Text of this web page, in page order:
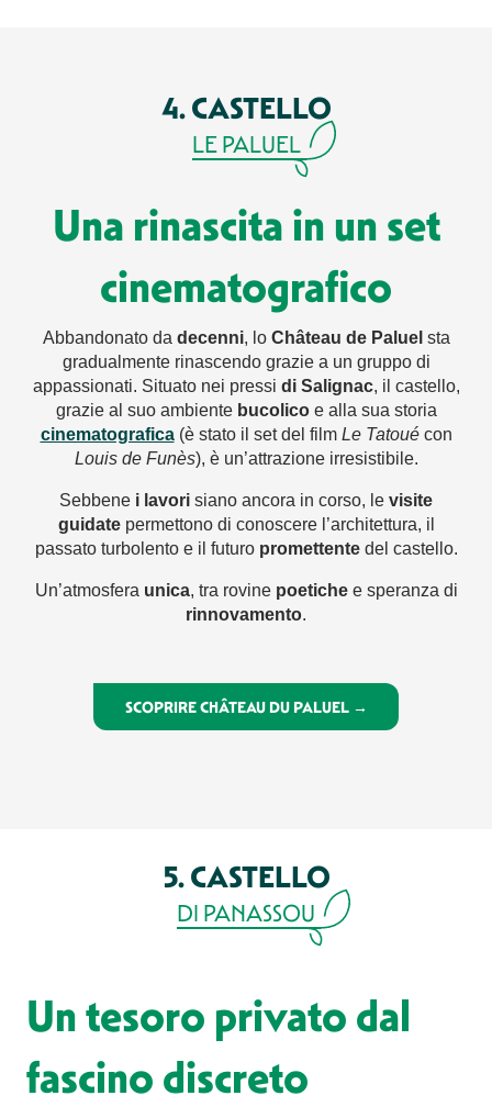
4. CASTELLO
LE PALUEL
Una rinascita in un set
cinematografico
Abbandonato da decenni, loChâteau de Paluel sta
gradualmente rinascendo grazie a un gruppo di
appassionati. Situato nei pressi di Salignac, il castello,
grazie al suo ambiente bucolicoe alla sua storia
cinematografica(è stato il set del film Le Tatouécon
Louis de Funès), è un’attrazione irresistibile.
Sebbene i lavori siano ancora in corso, le visite
guidatepermettono di conoscere l’architettura, il
passato turbolento e il futuro promettentedel castello.
Un’atmosfera unica, tra rovine poetichee speranza di
rinnovamento.
SCOPRIRE CHÂTEAU DU PALUEL →
5. CASTELLO
DI PANASSOU
Un tesoro privato dal
fascino discreto